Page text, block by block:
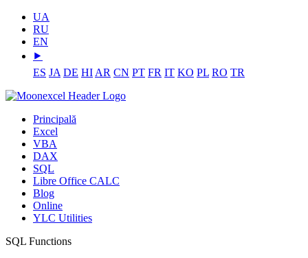
UA
RU
EN
⯈
ES JA DE HI AR CN PT FR IT KO PL RO TR
Principală
Excel
VBA
DAX
SQL
Libre Office CALC
Blog
Online
YLC Utilities
SQL Functions